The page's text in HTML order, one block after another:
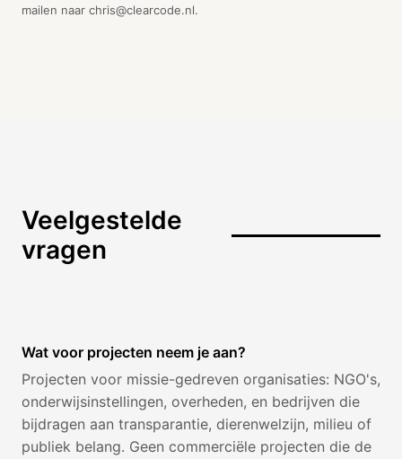
mailen naar chris@clearcode.nl.
Veelgestelde
vragen
Wat voor projecten neem je aan?
Projecten voor missie-gedreven organisaties: NGO's,
onderwijsinstellingen, overheden, en bedrijven die
bijdragen aan transparantie, dierenwelzijn, milieu of
publiek belang. Geen commerciële projecten die de